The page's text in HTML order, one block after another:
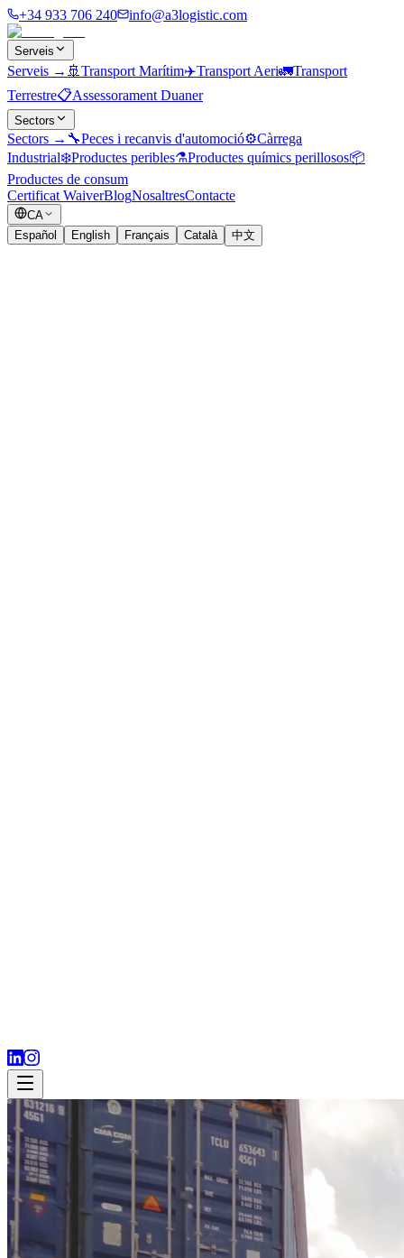
+34 933 706 240 info@a3logistic.com
Serveis
Serveis → 🚢 Transport Marítim✈️Transport Aeri🚛Transport
Terrestre📋Assessorament Duaner
Sectors
Sectors → 🔧Peces i recanvis d'automoció⚙️Càrrega
Industrial❄️Productes peribles⚗️Productes químics perillosos📦
Productes de consum
Certificat WaiverBlogNosaltresContacte
CA
Español
English Français Català 中文